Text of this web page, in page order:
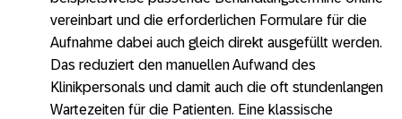
vereinbart und die erforderlichen Formulare für die
Aufnahme dabei auch gleich direkt ausgefüllt werden.
Das reduziert den manuellen Aufwand des
Klinikpersonals und damit auch die oft stundenlangen
Wartezeiten für die Patienten. Eine klassische